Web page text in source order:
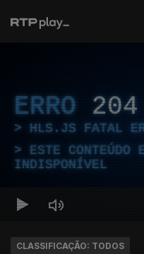
ERRO 204
HLS.JS FATAL
ESTE CONTEÚDO
INDISPONÍVEL
CLASSIFICAÇÃO: TODOS